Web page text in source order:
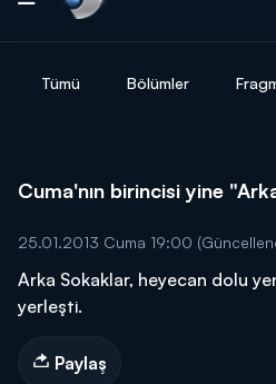
Tümü Bölümler
Cuma'nın birincisi yine
25.01.2013 Cuma 19:00
Arka Sokaklar, heyecan dolu
yerleşti.
Paylaş